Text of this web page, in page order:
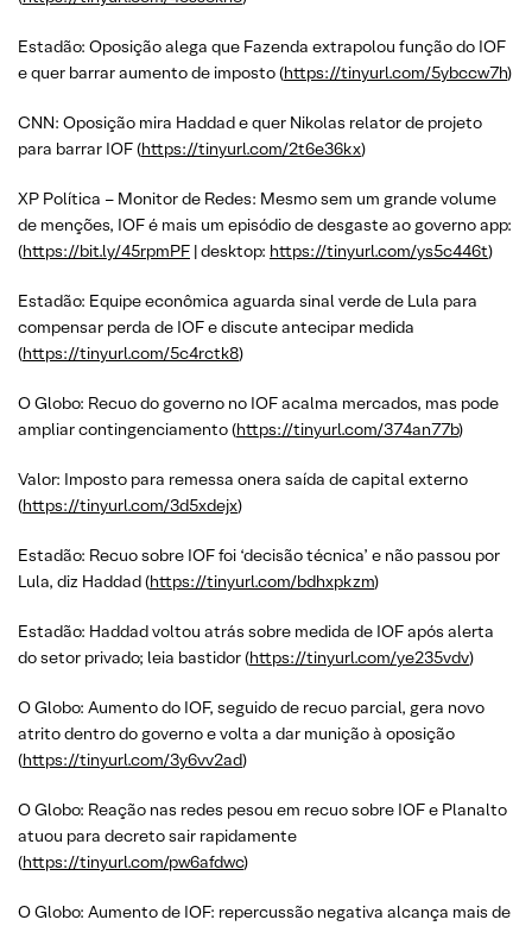
Estadão: Oposição alega que Fazenda extrapolou função do IOF
e quer barrar aumento de imposto (https://tinyurl.com/5ybccw7h)
CNN: Oposição mira Haddad e quer Nikolas relator de projeto
para barrar IOF (https://tinyurl.com/2t6e36kx)
XP Política – Monitor de Redes: Mesmo sem um grande volume
de menções, IOF é mais um episódio de desgaste ao governo app:
(https://bit.ly/45rpmPF | desktop: https://tinyurl.com/ys5c446t)
Estadão: Equipe econômica aguarda sinal verde de Lula para
compensar perda de IOF e discute antecipar medida
(https://tinyurl.com/5c4rctk8)
O Globo: Recuo do governo no IOF acalma mercados, mas pode
ampliar contingenciamento (https://tinyurl.com/374an77b)
Valor: Imposto para remessa onera saída de capital externo
(https://tinyurl.com/3d5xdejx)
Estadão: Recuo sobre IOF foi ‘decisão técnica’ e não passou por
Lula, diz Haddad (https://tinyurl.com/bdhxpkzm)
Estadão: Haddad voltou atrás sobre medida de IOF após alerta
do setor privado; leia bastidor (https://tinyurl.com/ye235vdv)
O Globo: Aumento do IOF, seguido de recuo parcial, gera novo
atrito dentro do governo e volta a dar munição à oposição
(https://tinyurl.com/3y6vv2ad)
O Globo: Reação nas redes pesou em recuo sobre IOF e Planalto
atuou para decreto sair rapidamente
(https://tinyurl.com/pw6afdwc)
O Globo: Aumento de IOF: repercussão negativa alcança mais de